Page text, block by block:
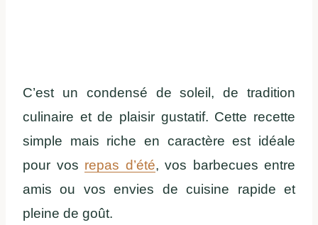
C’est un condensé de soleil, de tradition
culinaire et de plaisir gustatif. Cette recette
simple mais riche en caractère est idéale
pour vos repas d’été, vos barbecues entre
amis ou vos envies de cuisine rapide et
pleine de goût.